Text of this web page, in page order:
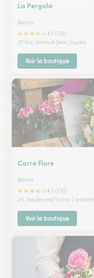
La Pergola
Reims
★★★★
4.1 (133)
37 bis, avenue Jean Jaurès
Voir la boutique
Carre Flore
Reims
★★★★
4.1 (130)
25, boulevard Victor Lambert
Voir la boutique